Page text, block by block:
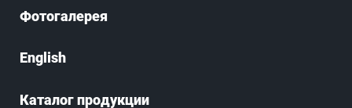
Фотогалерея
English
Каталог продукции